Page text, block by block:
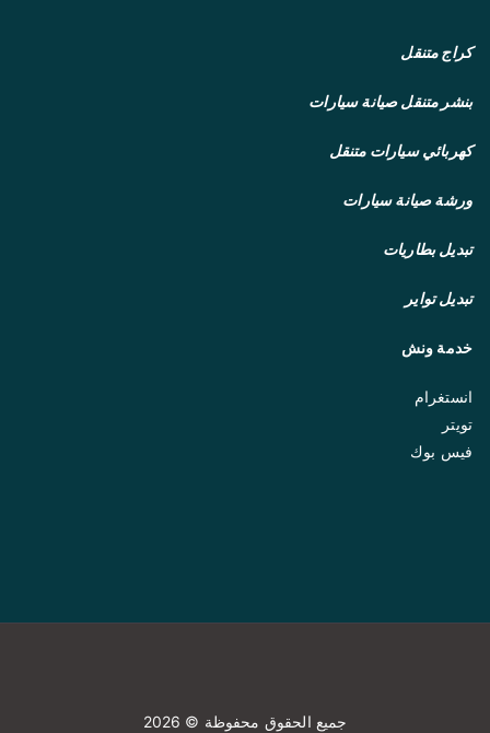
كراج متنقل
بنشر متنقلصيانة سيارات
كهربائي سيارات متنقل
ورشة صيانة سيارات
تبديل بطاريات
تبديل تواير
خدمة ونش
انستغرام
تويتر
فيس بوك
جميع الحقوق محفوظة © 2026